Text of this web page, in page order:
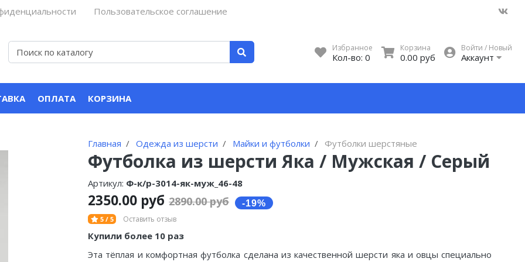
Пользовательское соглашение
Избранное
Кол-во: 0
Корзина
0.00 руб
Войти / Новый
Аккаунт
ОПЛАТА КОРЗИНА
Главная Одежда из шерсти Майки и футболки Футболки шерстяные
Футболка из шерсти Яка / Мужская / Серый
Артикул: Ф-к/р-3014-як-муж_46-48
2350.00 руб 2890.00 руб
5 / 5 Оставить отзыв
Купили более 10 раз
Эта тёплая и комфортная футболка сделана из качественной шерсти яка и овцы специально